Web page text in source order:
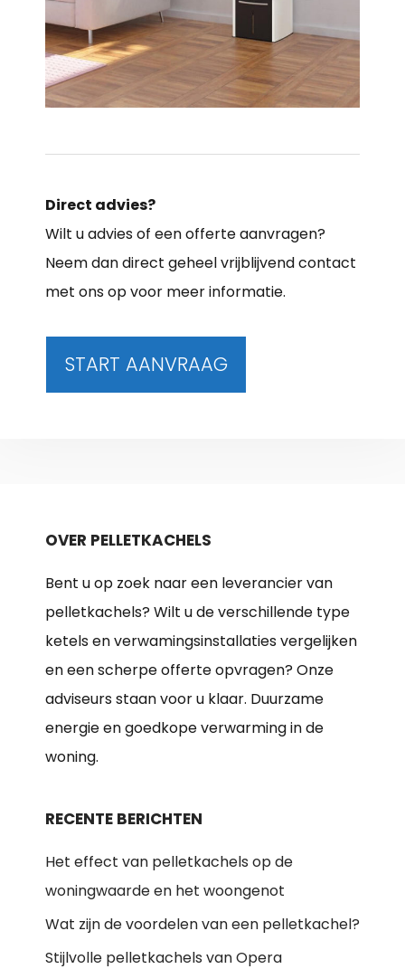
Direct advies?
Wilt u advies of een offerte aanvragen?
Neem dan direct geheel vrijblijvend contact
met ons op voor meer informatie.
START AANVRAAG
OVER PELLETKACHELS
Bent u op zoek naar een leverancier van
pelletkachels? Wilt u de verschillende type
ketels en verwamingsinstallaties vergelijken
en een scherpe offerte opvragen? Onze
adviseurs staan voor u klaar. Duurzame
energie en goedkope verwarming in de
woning.
RECENTE BERICHTEN
Het effect van pelletkachels op de
woningwaarde en het woongenot
Wat zijn de voordelen van een pelletkachel?
Stijlvolle pelletkachels van Opera